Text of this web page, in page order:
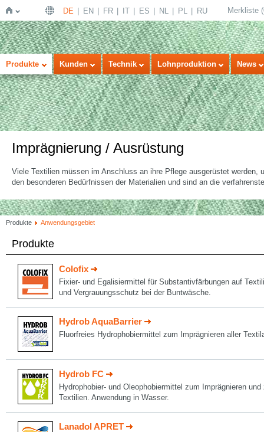
Startseite
DE EN FR IT ES NL PL RU Merkliste (
Produkte Kunden Technik Lohnproduktion News
Imprägnierung / Ausrüstung
Viele Textilien müssen im Anschluss an ihre Pflege ausgerüstet
den besonderen Bedürfnissen der Materialien und sind an die
Produkte Anwendungsgebiet
Produkte
Colofix
Fixier- und Egalisiermittel für Substantivfärbungen auf
und Vergrauungsschutz bei der Buntwäsche.
Hydrob AquaBarrier
Fluorfreies Hydrophobiermittel zum Imprägnieren aller
Hydrob FC
Hydrophobier- und Oleophobiermittel zum Imprägnieren
Textilien. Anwendung in Wasser.
Lanadol APRET